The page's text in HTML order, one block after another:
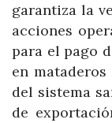
garantiza la
acciones
para el pago
en
del sistema
de